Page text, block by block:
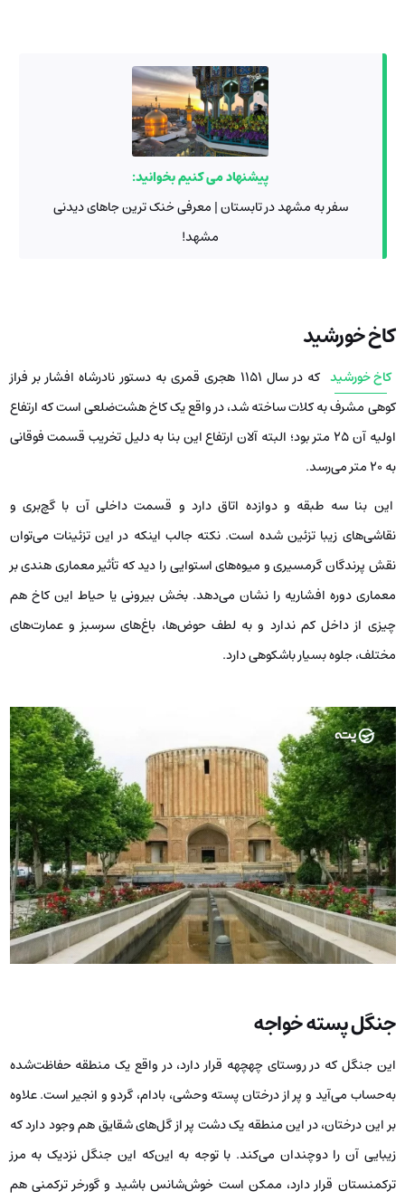
پیشنهاد می کنیم بخوانید:
سفر به مشهد در تابستان | معرفی خنک ترین جاهای دیدنی
مشهد!
کاخ خورشید
کاخ خورشید
که در سال ۱۱۵۱ هجری قمری به دستور نادرشاه افشار بر فراز
کوهی مشرف به کلات ساخته شد، در واقع یک کاخ هشت‌ضلعی است که ارتفاع
اولیه آن ۲۵ متر بود؛ البته آلان ارتفاع این بنا به دلیل تخریب قسمت فوقانی
به ۲۰ متر می‌رسد.
این بنا سه طبقه و دوازده اتاق دارد و قسمت داخلی آن با گچ‌بری و
نقاشی‌های زیبا تزئین شده است. نکته جالب اینکه در این تزئینات می‌توان
نقش پرندگان گرمسیری و میوه‌های استوایی را دید که تأثیر معماری هندی بر
معماری دوره افشاریه را نشان می‌دهد. بخش بیرونی یا حیاط این کاخ هم
چیزی از داخل کم ندارد و به لطف حوض‌ها، باغ‌های سرسبز و عمارت‌های
مختلف، جلوه بسیار باشکوهی دارد.
جنگل پسته خواجه
این جنگل که در روستای چهچهه قرار دارد، در واقع یک منطقه حفاظت‌شده
به‌حساب می‌آید و پر از درختان پسته وحشی، بادام، گردو و انجیر است. علاوه
بر این درختان، در این منطقه یک دشت پر از گل‌های شقایق هم وجود دارد که
زیبایی آن را دوچندان می‌کند. با توجه به این‌که این جنگل نزدیک به مرز
ترکمنستان قرار دارد، ممکن است خوش‌شانس باشید و گورخر ترکمنی هم